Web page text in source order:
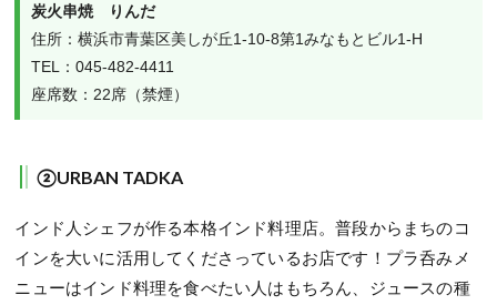
炭火串焼　りんだ
住所：横浜市青葉区美しが丘1-10-8第1みなもとビル1-H
TEL：045-482-4411
座席数：22席（禁煙）
②URBAN TADKA
インド人シェフが作る本格インド料理店。普段からまちのコ
インを大いに活用してくださっているお店です！プラ呑みメ
ニューはインド料理を食べたい人はもちろん、ジュースの種